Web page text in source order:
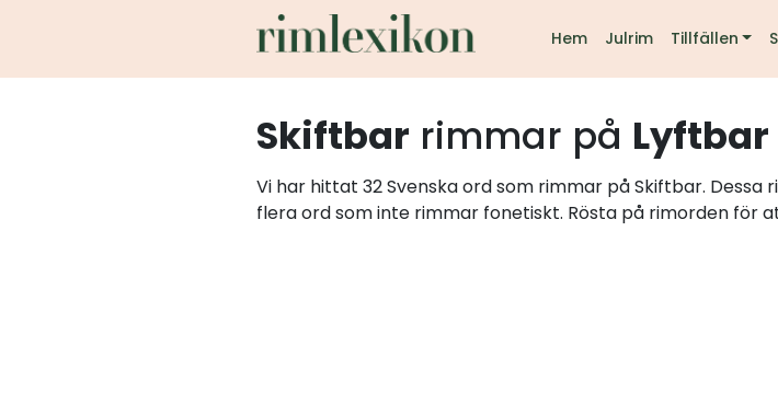
Hem Julrim Tillfällen
Skiftbar rimmar på Lyftbar
Vi har hittat 32 Svenska ord som rimmar på Skiftbar.
flera ord som inte rimmar fonetiskt. Rösta på rimorden för